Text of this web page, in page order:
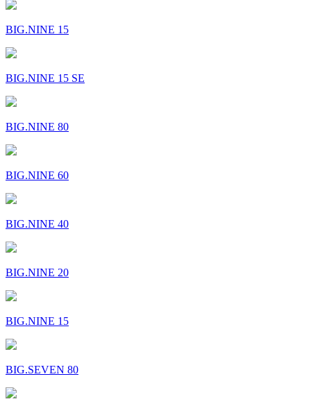
BIG.NINE 15
BIG.NINE 15 SE
BIG.NINE 80
BIG.NINE 60
BIG.NINE 40
BIG.NINE 20
BIG.NINE 15
BIG.SEVEN 80